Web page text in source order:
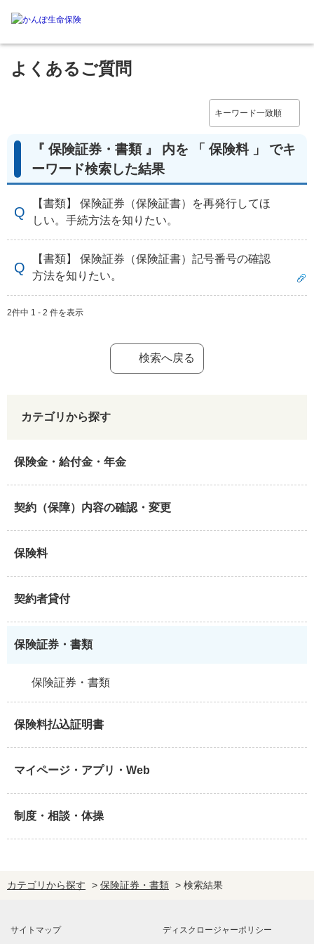
よくあるご質問
『 保険証券・書類 』 内を 「 保険料 」 でキ
ーワード検索した結果
【書類】 保険証券（保険証書）を再発行してほ
しい。手続方法を知りたい。
【書類】 保険証券（保険証書）記号番号の確認
方法を知りたい。
2件中 1 - 2 件を表示
検索へ戻る
カテゴリから探す
保険金・給付金・年金
契約（保障）内容の確認・変更
保険料
契約者貸付
保険証券・書類
保険証券・書類
保険料払込証明書
マイページ・アプリ・Web
制度・相談・体操
カテゴリから探す > 保険証券・書類 > 検索結果
サイトマップ ディスクロージャーポリシー